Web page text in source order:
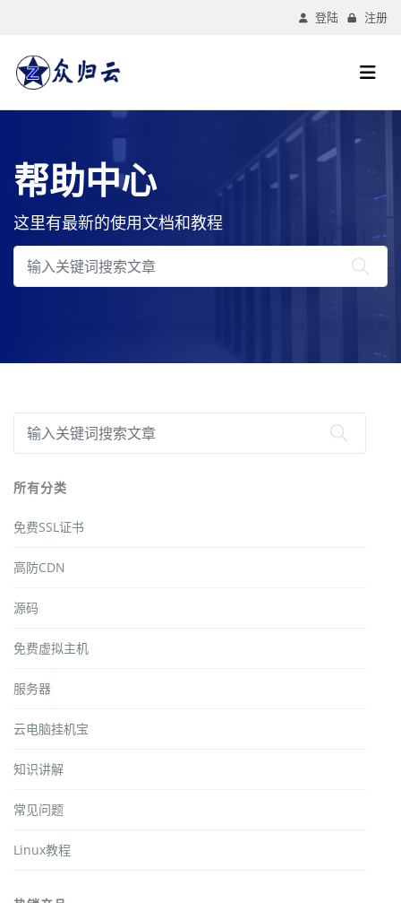
登陆 注册
帮助中心
这里有最新的使用文档和教程
所有分类
免费SSL证书
高防CDN
源码
免费虚拟主机
服务器
云电脑挂机宝
知识讲解
常见问题
Linux教程